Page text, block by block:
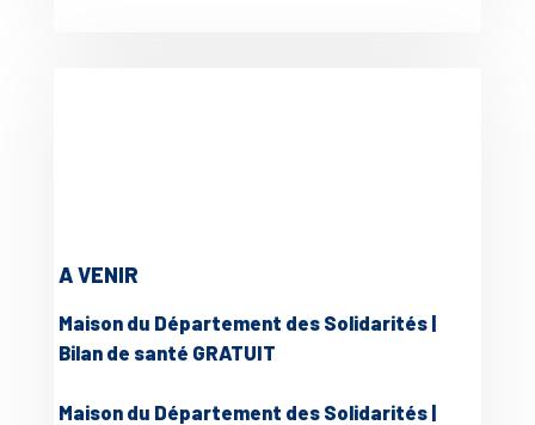
A VENIR
Maison du Département des Solidarités |
Bilan de santé GRATUIT
Maison du Département des Solidarités |